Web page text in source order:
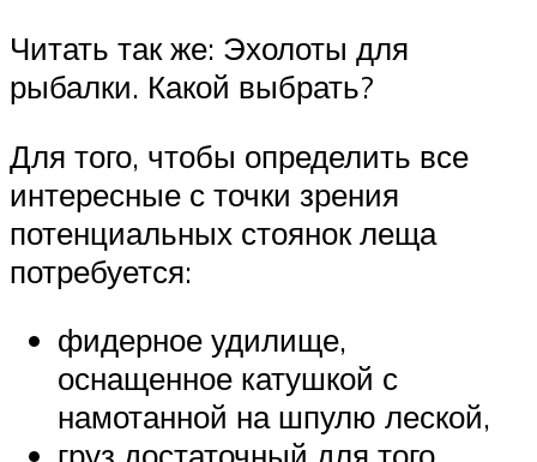
Читать так же: Эхолоты для
рыбалки. Какой выбрать?
Для того, чтобы определить все
интересные с точки зрения
потенциальных стоянок леща
потребуется:
фидерное удилище,
оснащенное катушкой с
намотанной на шпулю леской,